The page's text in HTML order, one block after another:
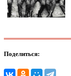
Поделиться: